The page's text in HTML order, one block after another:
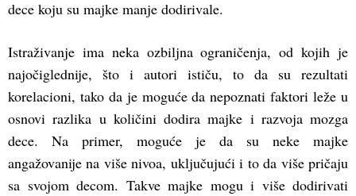
dece koju su majke manje dodirivale.
Istraživanje ima neka ozbiljna ograničenja, od kojih je
najočiglednije, što i autori ističu, to da su rezultati
korelacioni, tako da je moguće da nepoznati faktori leže u
osnovi razlika u količini dodira majke i razvoja mozga
dece. Na primer, moguće je da su neke majke
angažovanije na više nivoa, uključujući i to da više pričaju
sa svojom decom. Takve majke mogu i više dodirivati